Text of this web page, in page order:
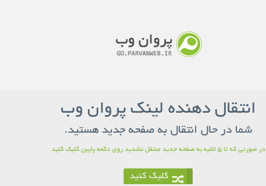
انتقال دهنده لینک پروان وب
شما در حال انتقال به صفحه جدید هستید.
در صورتی که تا 5 ثانیه به صفحه جدید منتقل نشدید روی دکمه پایین کلیک کنید
کلیک کنید